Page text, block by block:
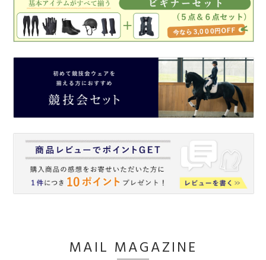
MAIL MAGAZINE